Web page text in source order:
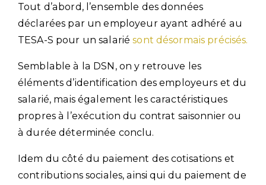
Tout d’abord, l’ensemble des données
déclarées par un employeur ayant adhéré au
TESA-S pour un salarié sont désormais précisés.
Semblable à la DSN, on y retrouve les
éléments d’identification des employeurs et du
salarié, mais également les caractéristiques
propres à l’exécution du contrat saisonnier ou
à durée déterminée conclu.
Idem du côté du paiement des cotisations et
contributions sociales, ainsi qui du paiement de